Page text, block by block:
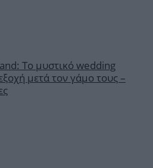
Το μυστικό wedding
μετά τον γάμο τους –